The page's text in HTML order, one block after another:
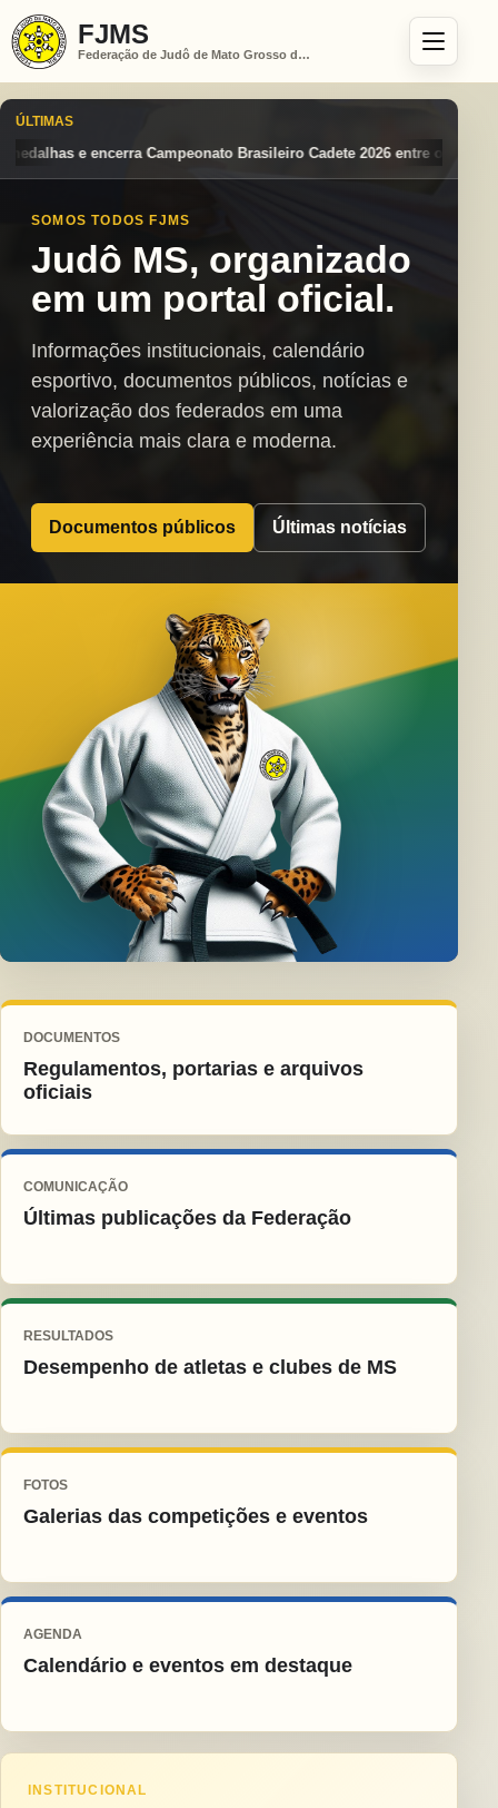
FJMS
Federação de Judô de Mato Grosso do Sul
ÚLTIMAS
Cadete 2026 entre os destaques nacionais Mato Grosso do
SOMOS TODOS FJMS
Judô MS, organizado
em um portal oficial.
Informações institucionais, calendário
esportivo, documentos públicos, notícias e
valorização dos federados em uma
experiência mais clara e moderna.
Documentos públicos Últimas notícias
DOCUMENTOS
Regulamentos, portarias e arquivos
oficiais
COMUNICAÇÃO
Últimas publicações da Federação
RESULTADOS
Desempenho de atletas e clubes de MS
FOTOS
Galerias das competições e eventos
AGENDA
Calendário e eventos em destaque
INSTITUCIONAL